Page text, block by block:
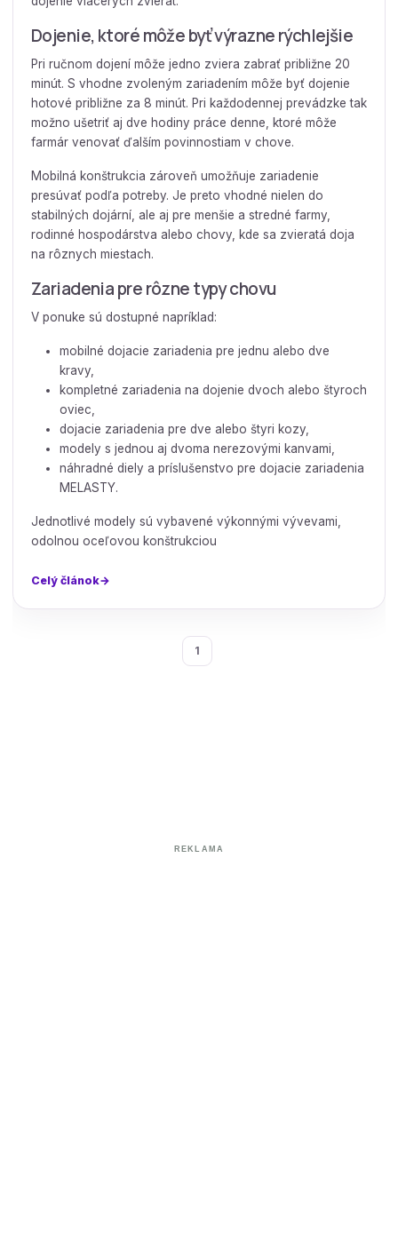
Dojenie, ktoré môže byť výrazne rýchlejšie
Pri ručnom dojení môže jedno zviera zabrať približne 20
minút. S vhodne zvoleným zariadením môže byť dojenie
hotové približne za 8 minút. Pri každodennej prevádzke tak
možno ušetriť aj dve hodiny práce denne, ktoré môže
farmár venovať ďalším povinnostiam v chove.
Mobilná konštrukcia zároveň umožňuje zariadenie
presúvať podľa potreby. Je preto vhodné nielen do
stabilných dojární, ale aj pre menšie a stredné farmy,
rodinné hospodárstva alebo chovy, kde sa zvieratá doja
na rôznych miestach.
Zariadenia pre rôzne typy chovu
V ponuke sú dostupné napríklad:
mobilné dojacie zariadenia pre jednu alebo dve
kravy,
kompletné zariadenia na dojenie dvoch alebo štyroch
oviec,
dojacie zariadenia pre dve alebo štyri kozy,
modely s jednou aj dvoma nerezovými kanvami,
náhradné diely a príslušenstvo pre dojacie zariadenia
MELASTY.
Jednotlivé modely sú vybavené výkonnými vývevami,
odolnou oceľovou konštrukciou
Celý článok
1
REKLAMA